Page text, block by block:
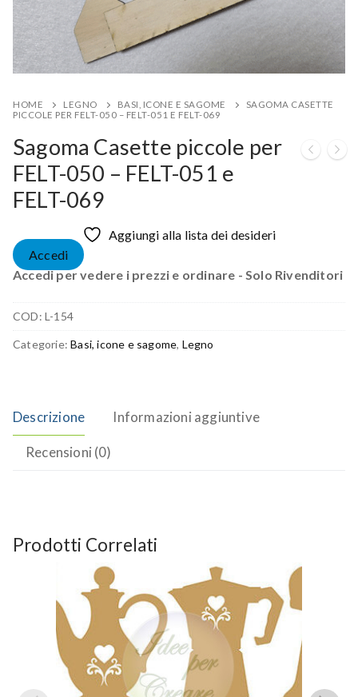
HOME LEGNO BASI, ICONE E SAGOME
SAGOMA CASETTE
PICCOLE PER FELT-050 – FELT-051 E FELT-069
Sagoma Casette piccole per
FELT-050 – FELT-051 e
FELT-069
Aggiungi alla lista dei desideri
Accedi
Accedi per vedere i prezzi e ordinare - Solo Rivenditori
COD: L-154
Categorie:Basi, icone e sagome, Legno
Descrizione Informazioni aggiuntive
Recensioni (0)
Prodotti Correlati